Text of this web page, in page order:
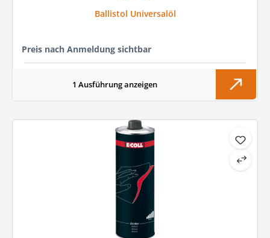
Ballistol Universalöl
Preis nach Anmeldung sichtbar
1 Ausführung anzeigen